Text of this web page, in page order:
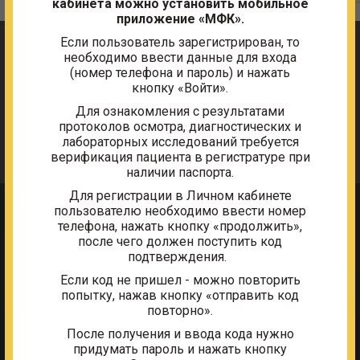
© 2026. Федеральное государственное бюджетное
учреждение «Многофункциональный комплекс Министерства
финансов Российской Федерации»
собственности ФГБУ «МФК Минфина России» и охраняется
Любое использование информации без ссылки на
Правообладателя запрещено и влечёт за собой ответственность
согласно действующему законодательству.
Мы используем Яндекс Метрику
Этот сайт использует сервис веб-аналитики Яндекс
Метрика, предоставляемый компанией ООО
(далее — Яндекс).
Сервис Яндекс Метрика использует технологию
“cookie” — небольшие текстовые файлы,
размещаемые на компьютере пользователей с целью
Собранная при помощи cookie информация не может
идентифицировать вас, однако может помочь нам
улучшить работу нашего сайта. Информация об
использовании вами данного сайта, собранная при
храниться на сервере Яндекса в ЕС и Российской
Федерации. Яндекс будет обрабатывать эту
информацию для оценки использования вами сайта,
составления для нас отчетов о деятельности нашего
сайта, и предоставления других услуг. Яндекс
кабинета можно установить мобильное
приложение «МФК».
Если пользователь зарегистрирован, то
необходимо ввести данные для входа
(номер телефона и пароль) и нажать
кнопку «Войти».
Для ознакомления с результатами
протоколов осмотра, диагностических и
лабораторных исследований требуется
верификация пациента в регистратуре при
наличии паспорта.
Для регистрации в Личном кабинете
пользователю необходимо ввести номер
телефона, нажать кнопку «продолжить»,
после чего должен поступить код
подтверждения.
Если код не пришел - можно повторить
попытку, нажав кнопку «отправить код
повторно».
После получения и ввода кода нужно
придумать пароль и нажать кнопку